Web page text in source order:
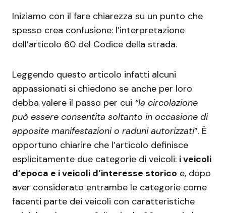
Iniziamo con il fare chiarezza su un punto che
spesso crea confusione: l’interpretazione
dell’articolo 60 del Codice della strada.
Leggendo questo articolo infatti alcuni
appassionati si chiedono se anche per loro
debba valere il passo per cui “la circolazione
può essere consentita soltanto in occasione di
apposite manifestazioni o raduni autorizzati”. È
opportuno chiarire che l’articolo definisce
esplicitamente due categorie di veicoli: i veicoli
d’epoca e i veicoli d’interesse storico e, dopo
aver considerato entrambe le categorie come
facenti parte dei veicoli con caratteristiche